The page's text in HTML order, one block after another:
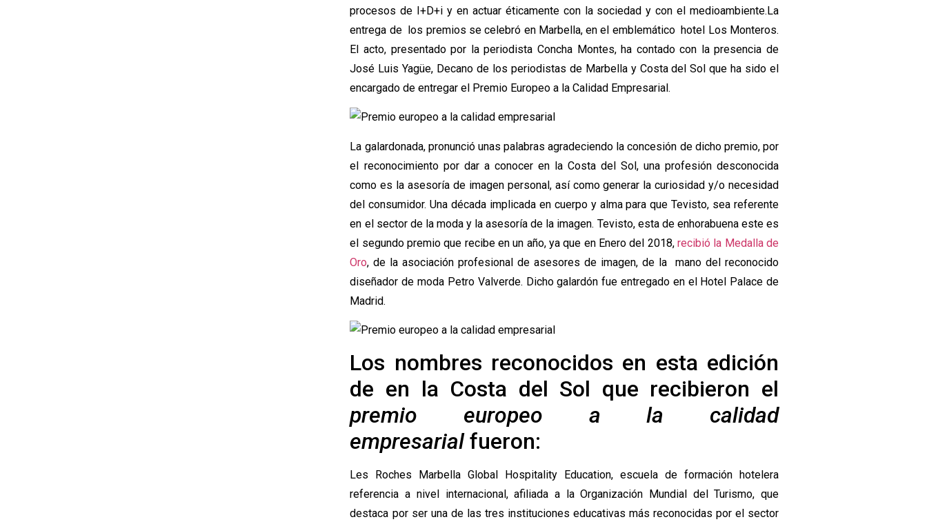
procesos de I+D+i y en actuar éticamente con la sociedad y con el medioambiente.La
entrega de los premios se celebró en Marbella, en el emblemático hotel Los Monteros.
El acto, presentado por la periodista Concha Montes, ha contado con la presencia de
José Luis Yagüe, Decano de los periodistas de Marbella y Costa del Sol que ha sido el
encargado de entregar el Premio Europeo a la Calidad Empresarial.
La galardonada, pronunció unas palabras agradeciendo la concesión de dicho premio, por
el reconocimiento por dar a conocer en la Costa del Sol, una profesión desconocida
como es la asesoría de imagen personal, así como generar la curiosidad y/o necesidad
del consumidor. Una década implicada en cuerpo y alma para que Tevisto, sea referente
en el sector de la moda y la asesoría de la imagen. Tevisto, esta de enhorabuena este es
el segundo premio que recibe en un año, ya que en Enero del 2018,recibió la Medalla de
Oro, de la asociación profesional de asesores de imagen, de la mano del reconocido
diseñador de moda Petro Valverde. Dicho galardón fue entregado en el Hotel Palace de
Madrid.
Los nombres reconocidos en esta edición
de en la Costa del Sol que recibieron el
premio europeo a la calidad
empresarialfueron:
Les Roches Marbella Global Hospitality Education, escuela de formación hotelera
referencia a nivel internacional, afiliada a la Organización Mundial del Turismo, que
destaca por ser una de las tres instituciones educativas más reconocidas por el sector